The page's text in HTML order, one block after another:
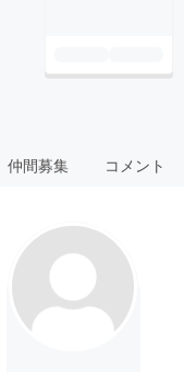
仲間募集 コメント